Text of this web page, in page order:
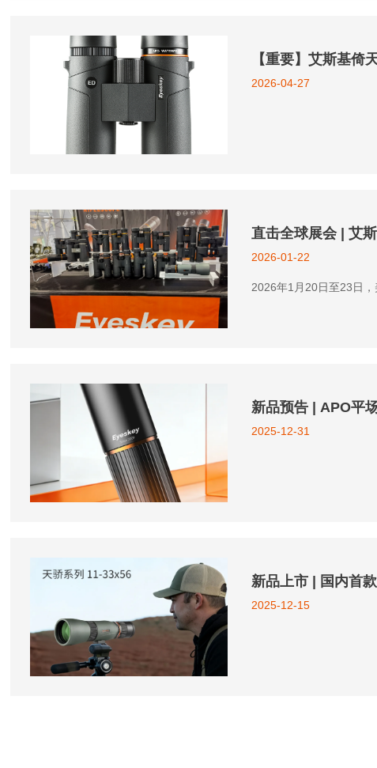
【重要】艾斯基倚
2026-04-27
直击全球展会 | 艾
2026-01-22
2026年1月20日至23日
新品预告 | APO平
2025-12-31
新品上市 | 国内首
2025-12-15